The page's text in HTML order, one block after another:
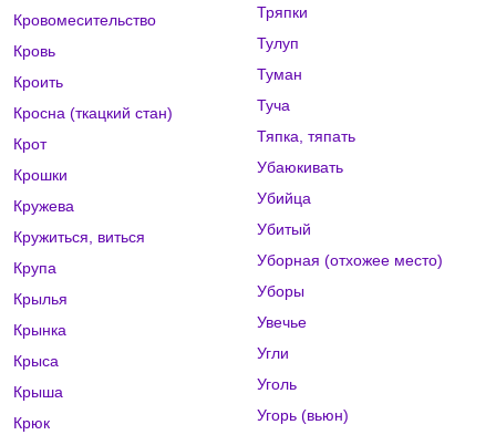
Кровомесительство
Кровь
Кроить
Кросна (ткацкий стан)
Крот
Крошки
Кружева
Кружиться, виться
Крупа
Крылья
Крынка
Крыса
Крыша
Крюк
Тряпки
Тулуп
Туман
Туча
Тяпка, тяпать
Убаюкивать
Убийца
Убитый
Уборная (отхожее место)
Уборы
Увечье
Угли
Уголь
Угорь (вьюн)